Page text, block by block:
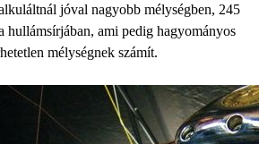
jóval nagyobb mélységben, 245
hullámsírjában, ami pedig hagyományos
mélységnek számít.